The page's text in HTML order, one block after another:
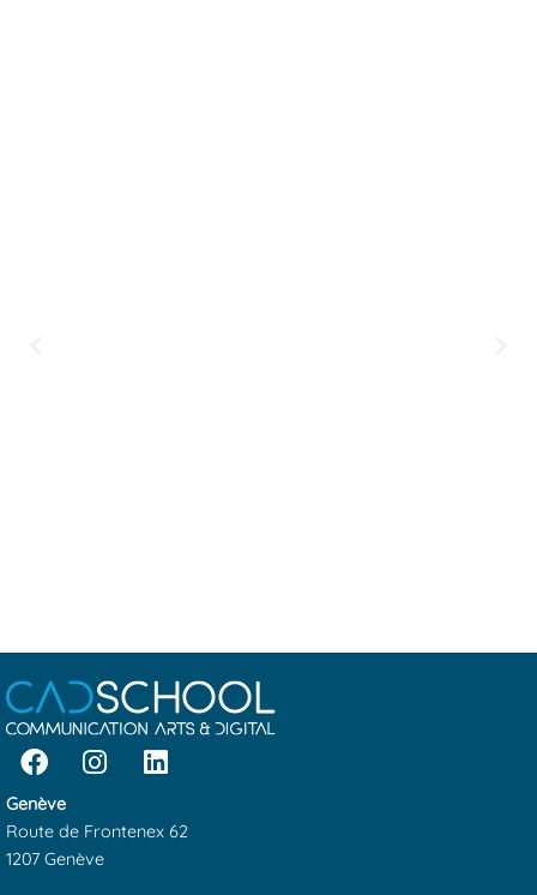
Genève
Route de Frontenex 62
1207 Genève